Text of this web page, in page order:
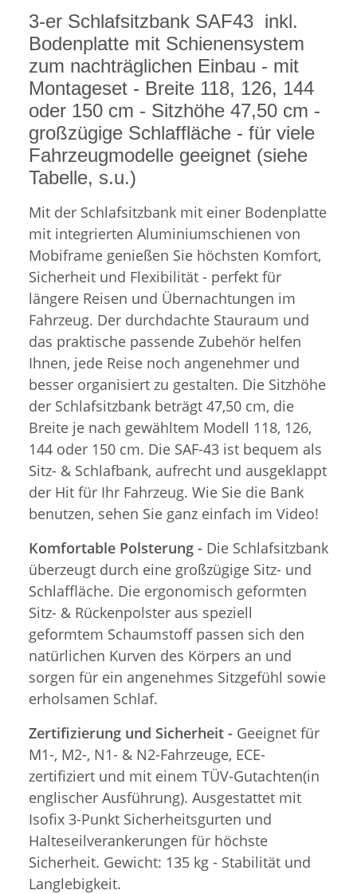
3-er Schlafsitzbank SAF43 inkl.
Bodenplatte mit Schienensystem
zum nachträglichen Einbau - mit
Montageset - Breite 118, 126, 144
oder 150 cm - Sitzhöhe 47,50 cm -
großzügige Schlaffläche - für viele
Fahrzeugmodelle geeignet (siehe
Tabelle, s.u.)
Mit der Schlafsitzbank mit einer Bodenplatte
mit integrierten Aluminiumschienen von
Mobiframe genießen Sie höchsten Komfort,
Sicherheit und Flexibilität - perfekt für
längere Reisen und Übernachtungen im
Fahrzeug. Der durchdachte Stauraum und
das praktische passende Zubehör helfen
Ihnen, jede Reise noch angenehmer und
besser organisiert zu gestalten. Die Sitzhöhe
der Schlafsitzbank beträgt 47,50 cm, die
Breite je nach gewähltem Modell 118, 126,
144 oder 150 cm. Die SAF-43 ist bequem als
Sitz- & Schlafbank, aufrecht und ausgeklappt
der Hit für Ihr Fahrzeug. Wie Sie die Bank
benutzen, sehen Sie ganz einfach im Video!
Komfortable Polsterung - Die Schlafsitzbank
überzeugt durch eine großzügige Sitz- und
Schlaffläche. Die ergonomisch geformten
Sitz- & Rückenpolster aus speziell
geformtem Schaumstoff passen sich den
natürlichen Kurven des Körpers an und
sorgen für ein angenehmes Sitzgefühl sowie
erholsamen Schlaf.
Zertifizierung und Sicherheit - Geeignet für
M1-, M2-, N1- & N2-Fahrzeuge, ECE-
zertifiziert und mit einem TÜV-Gutachten(in
englischer Ausführung). Ausgestattet mit
Isofix 3-Punkt Sicherheitsgurten und
Halteseilverankerungen für höchste
Sicherheit. Gewicht: 135 kg - Stabilität und
Langlebigkeit.